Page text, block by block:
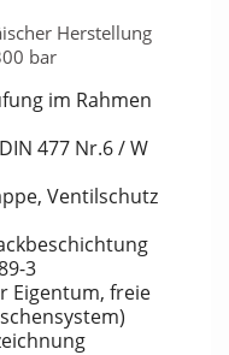
Herstellung
bar
im Rahmen
477 Nr.6 / W
Ventilschutz
3
Eigentum, freie